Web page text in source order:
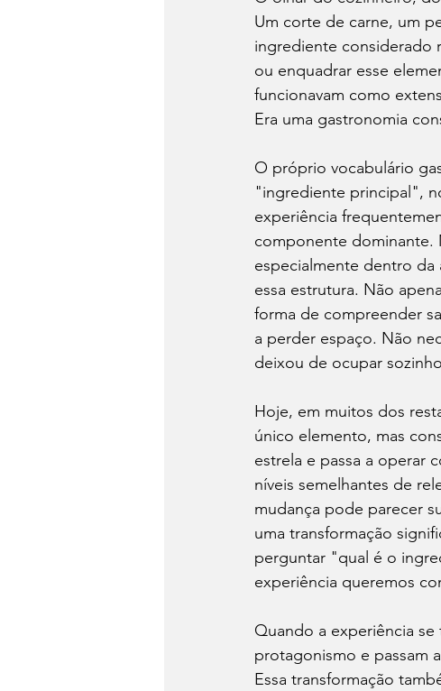
Um corte de carne, um
ingrediente considerado
ou enquadrar esse
funcionavam como
Era uma gastronomia
O próprio vocabulário
"ingrediente principal",
experiência
componente dominante.
especialmente dentro da
essa estrutura. Não
forma de compreender
a perder espaço. Não
deixou de ocupar
Hoje, em muitos dos
único elemento, mas
estrela e passa a operar
níveis semelhantes de
mudança pode parecer
uma transformação
perguntar "qual é o
experiência queremos
Quando a experiência
protagonismo e passam
Essa transformação